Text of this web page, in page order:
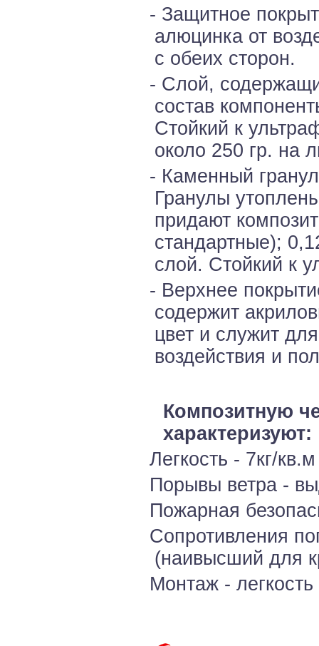
- Защитное
алюцинка от
с обеих сторон.
- Слой,
состав
Стойкий к
около 250 гр. на
- Каменный
Гранулы
придают
стандартные);
слой. Стойкий к
- Верхнее
содержит
цвет и служит
воздействия и
Композитную
характеризуют:
Легкость - 7кг/кв.м
Порывы ветра -
Пожарная
Сопротивления
(наивысший для
Монтаж - легкость